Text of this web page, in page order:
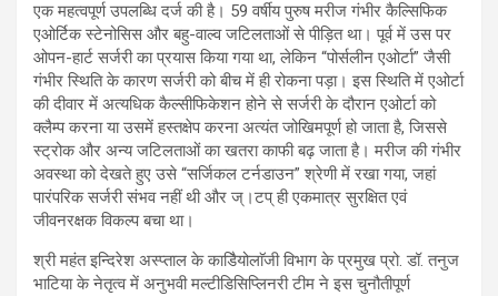
एक महत्वपूर्ण उपलब्धि दर्ज की है। 59 वर्षीय पुरुष मरीज गंभीर कैल्सिफिक
एओर्टिक स्टेनोसिस और बहु-वाल्व जटिलताओं से पीड़ित था। पूर्व में उस पर
ओपन-हार्ट सर्जरी का प्रयास किया गया था, लेकिन “पोर्सलीन एओर्टा” जैसी
गंभीर स्थिति के कारण सर्जरी को बीच में ही रोकना पड़ा। इस स्थिति में एओर्टा
की दीवार में अत्यधिक कैल्सीफिकेशन होने से सर्जरी के दौरान एओर्टा को
क्लैम्प करना या उसमें हस्तक्षेप करना अत्यंत जोखिमपूर्ण हो जाता है, जिससे
स्ट्रोक और अन्य जटिलताओं का खतरा काफी बढ़ जाता है। मरीज की गंभीर
अवस्था को देखते हुए उसे “सर्जिकल टर्नडाउन” श्रेणी में रखा गया, जहां
पारंपरिक सर्जरी संभव नहीं थी और ज्।टप् ही एकमात्र सुरक्षित एवं
जीवनरक्षक विकल्प बचा था।
श्री महंत इन्दिरेश अस्प्ताल के काडिैयोलाॅजी विभाग के प्रमुख प्रो. डॉ. तनुज
भाटिया के नेतृत्व में अनुभवी मल्टीडिसिप्लिनरी टीम ने इस चुनौतीपूर्ण